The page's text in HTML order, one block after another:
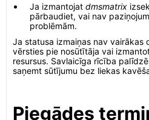
Ja izmantojat dmsmatrix
pārbaudiet, vai nav
problēmām.
Ja statusa izmaiņas nav vairākas
vērsties pie nosūtītāja vai
resursus. Savlaicīga rīcība
saņemt sūtījumu bez liekas
Piegādes